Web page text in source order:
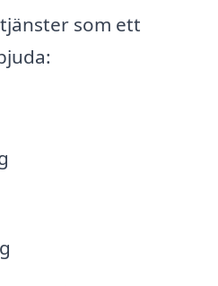
som ett